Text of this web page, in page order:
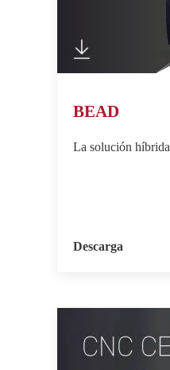
BEAD
La solución
Descarga